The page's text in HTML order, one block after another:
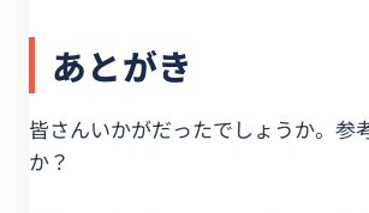
あとがき
皆さんいかがだったでしょうか。参
か？